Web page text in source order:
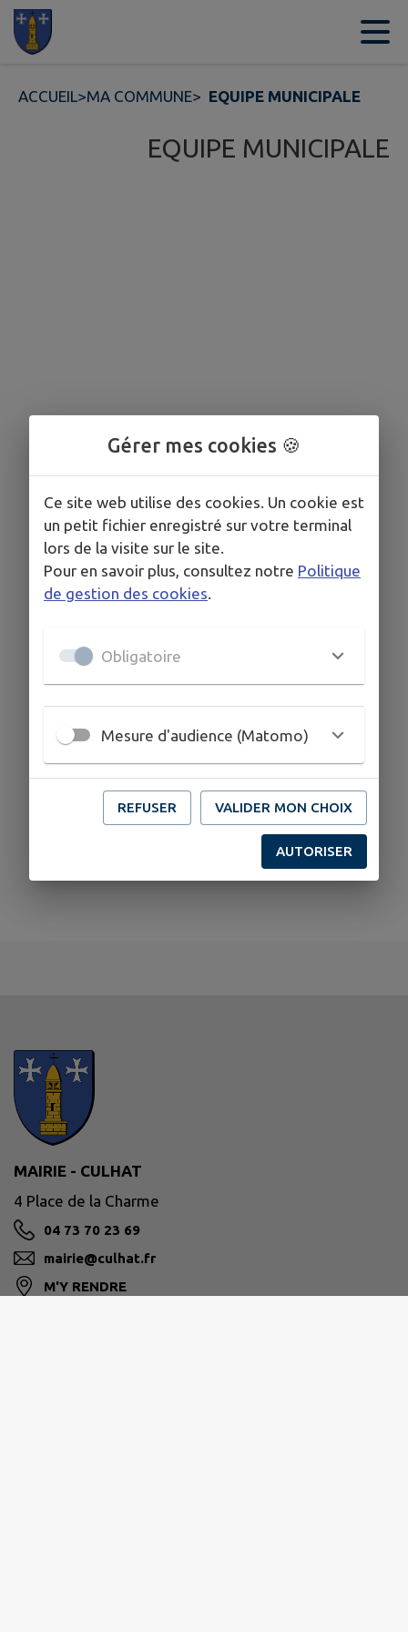
Contenu
ACCUEIL>MA COMMUNE> EQUIPE MUNICIPALE
EQUIPE MUNICIPALE
MAIRIE - CULHAT
4 Place de la Charme
04 73 70 23 69
mairie@culhat.fr
M'Y RENDRE
Gérer mes cookies 🍪
Ce site web utilise des cookies. Un cookie est
un petit fichier enregistré sur votre terminal
lors de la visite sur le site.
Pour en savoir plus, consultez notre Politique
de gestion des cookies.
Obligatoire
Mesure d'audience (Matomo)
REFUSER VALIDER MON CHOIX
AUTORISER